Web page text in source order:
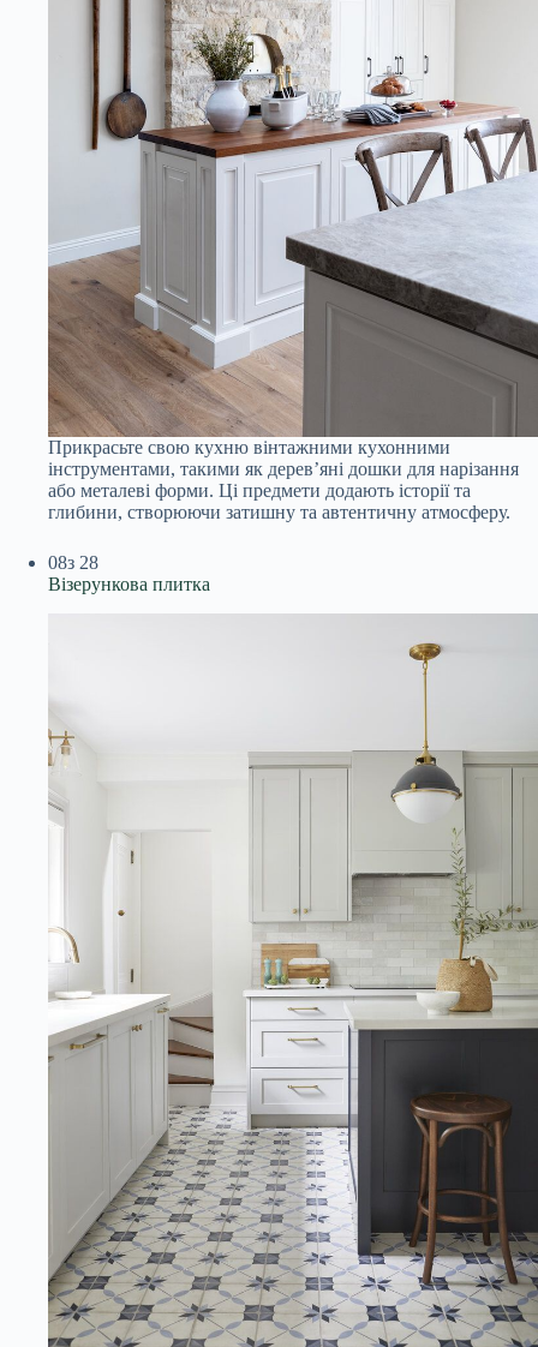
Прикрасьте свою кухню вінтажними кухонними
інструментами, такими як дерев’яні дошки для нарізання
або металеві форми. Ці предмети додають історії та
глибини, створюючи затишну та автентичну атмосферу.
08з 28
Візерункова плитка